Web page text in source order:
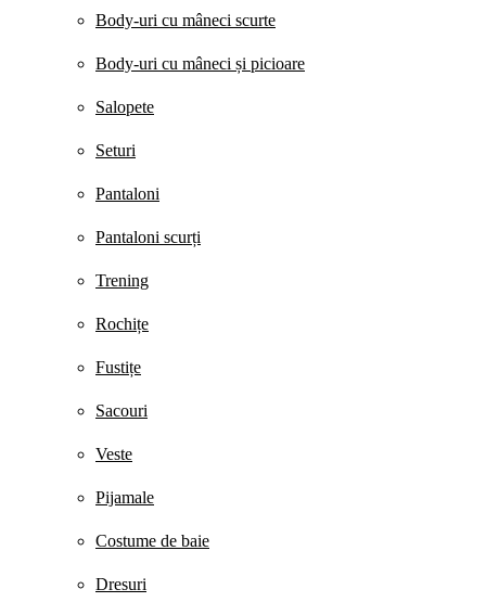
Body-uri cu mâneci scurte
Body-uri cu mâneci și picioare
Salopete
Seturi
Pantaloni
Pantaloni scurți
Trening
Rochițe
Fustițe
Sacouri
Veste
Pijamale
Costume de baie
Dresuri